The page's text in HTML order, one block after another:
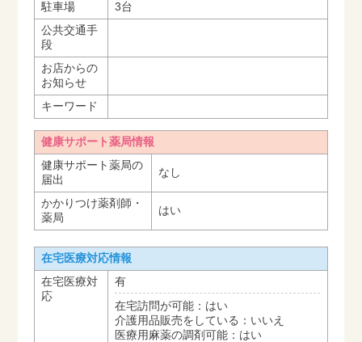
駐車場
3台
公共交通手
段
お店からの
お知らせ
キーワード
健康サポート薬局情報
健康サポート薬局の
届出
なし
かかりつけ薬剤師・
薬局
はい
在宅医療対応情報
在宅医療対
応
有
在宅訪問が可能：はい
介護用品販売をしている：いいえ
医療用麻薬の調剤可能：はい